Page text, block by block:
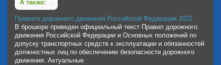
А также:
Правила дорожного движения Российской Федерации 2022
В брошюре приведен официальный текст Правил дорожного
движения Российской Федерации и Основных положений по
допуску транспортных средств к эксплуатации и обязанностей
должностных лиц по обеспечению безопасности дорожного
движения. Актуальные